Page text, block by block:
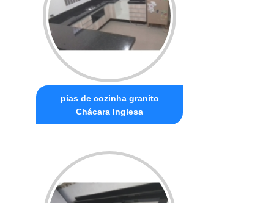
pias de cozinha granito
Chácara Inglesa